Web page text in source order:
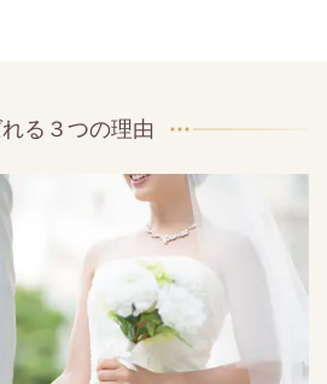
る ３ つの理由